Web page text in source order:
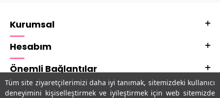
Tüm site ziyaretçilerimizi daha iyi tanımak, sitemizdeki kullanıcı
deneyimini kişiselleştirmek ve iyileştirmek için web sitemizde
Kurumsal
Hesabım
Önemli Bağlantılar
Adres & İletişim